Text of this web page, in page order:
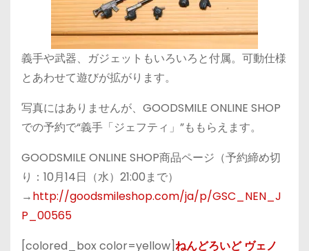
義手や武器、ガジェットもいろいろと付属。可動仕様
とあわせて遊びが拡がります。
写真にはありませんが、GOODSMILE ONLINE SHOP
での予約で“義手「ジェフティ」”ももらえます。
GOODSMILE ONLINE SHOP商品ページ（予約締め切
り： 10月14日（水）21:00まで）
→http://goodsmileshop.com/ja/p/GSC_NEN_J
P_00565
[colored_box color=yellow]ねんどろいど ヴェノ